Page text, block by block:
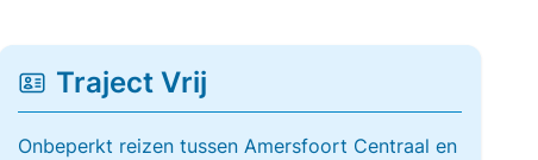
Traject Vrij
Onbeperkt reizen tussen Amersfoort Centraal en